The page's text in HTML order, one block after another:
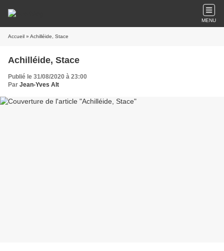
MENU
Accueil » Achilléide, Stace
Achilléide, Stace
Publié le 31/08/2020 à 23:00
Par Jean-Yves Alt